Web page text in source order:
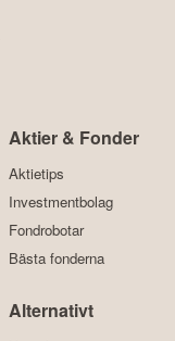
Aktier & Fonder
Aktietips
Investmentbolag
Fondrobotar
Bästa fonderna
Alternativt